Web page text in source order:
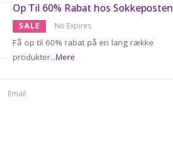
Op Til 60% Rabat hos Sokkeposten
SALE No Expires
Få op til 60% rabat på en lang række
produkter...Mere
Email